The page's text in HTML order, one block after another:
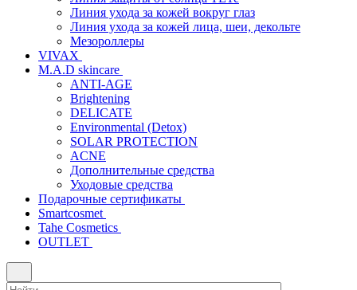
Линия ухода за кожей вокруг глаз
Линия ухода за кожей лица, шеи, декольте
Мезороллеры
VIVAX
M.A.D skincare
ANTI-AGE
Brightening
DELICATE
Environmental (Detox)
SOLAR PROTECTION
АCNE
Дополнительные средства
Уходовые средства
Подарочные сертификаты
Smartcosmet
Tahe Cosmetics
OUTLET